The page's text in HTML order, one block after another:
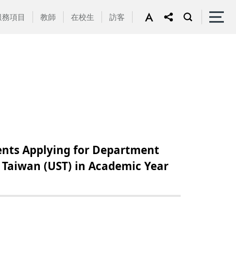
務項目 教師 在校生 訪客
Applying for Department
(UST) in Academic Year